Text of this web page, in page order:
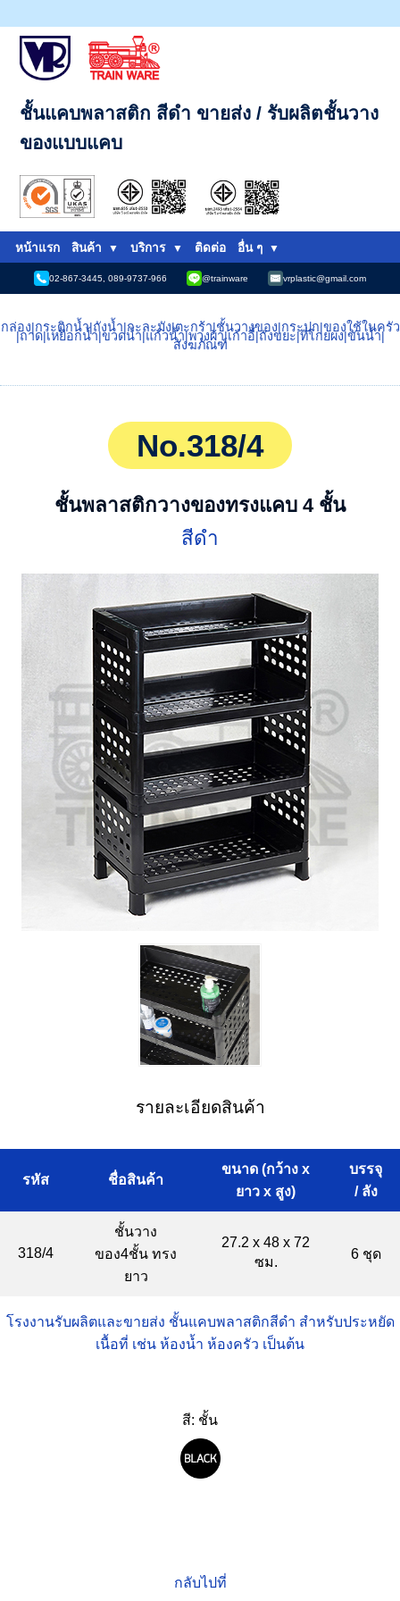
ชั้นแคบพลาสติก สีดำ ขายส่ง / รับผลิตชั้นวาง
ของแบบแคบ
หน้าแรก สินค้า บริการ ติดต่อ อื่น ๆ
02-867-3445, 089-9737-966 @trainware vrplastic@gmail.com
กล่อง|กระติกน้ำ|ถังน้ำ|กะละมัง|ตะกร้า|ชั้นวางของ|กระปุก|ของใช้ในครัว
|ถาด|เหยือกน้ำ|ขวดน้ำ|แก้วน้ำ|พวงผ้า|เก้าอี้|ถังขยะ|ที่โกยผง|ขันน้ำ|
สังฆภัณฑ์
No.318/4
ชั้นพลาสติกวางของทรงแคบ 4 ชั้น
สีดำ
รายละเอียดสินค้า
รหัส ชื่อสินค้า
ขนาด (กว้าง x
ยาว x สูง)
บรรจุ
/ ลัง
318/4
ชั้นวาง
ของ4ชั้น ทรง
ยาว
27.2 x 48 x 72
ซม.
6 ชุด
โรงงานรับผลิตและขายส่ง ชั้นแคบพลาสติกสีดำ สำหรับประหยัด
เนื้อที่ เช่น ห้องน้ำ ห้องครัว เป็นต้น
สี: ชั้น
กลับไปที่